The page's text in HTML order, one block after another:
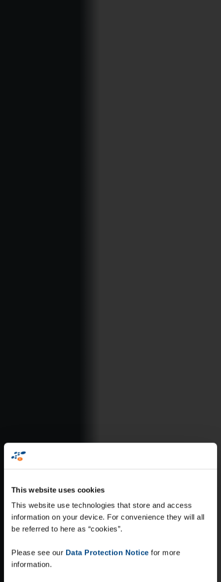
This website uses cookies
This website use technologies that store and access
information on your device. For convenience they will all
be referred to here as “cookies”.
Please see our Data Protection Notice for more
information.